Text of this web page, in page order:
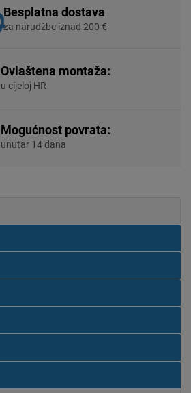
Besplatna dostava
za narudžbe iznad 200 €
Ovlaštena montaža:
u cijeloj HR
Mogućnost povrata:
unutar 14 dana